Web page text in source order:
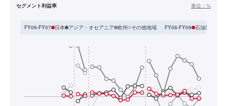
セグメント利益率 単位： %
FY06-FY07 日本 アジア・オセアニア 欧州 その他地域 FY08-FY09 石油製品